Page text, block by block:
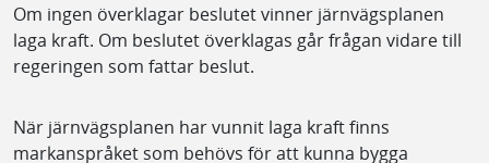
Om ingen överklagar beslutet vinner järnvägsplanen
laga kraft. Om beslutet överklagas går frågan vidare till
regeringen som fattar beslut.
När järnvägsplanen har vunnit laga kraft finns
markanspråket som behövs för att kunna bygga